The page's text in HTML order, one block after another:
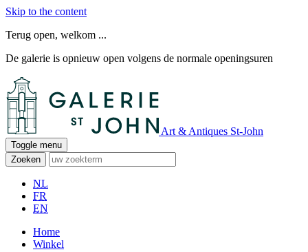
Skip to the content
Terug open, welkom ...
De galerie is opnieuw open volgens de normale openingsuren
Art & Antiques St-John
Toggle menu
Zoeken
NL
FR
EN
Home
Winkel